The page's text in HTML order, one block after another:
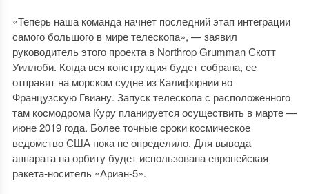
«Теперь наша команда начнет последний этап интеграции
самого большого в мире телескопа», — заявил
руководитель этого проекта в Northrop Grumman Скотт
Уиллоби. Когда вся конструкция будет собрана, ее
отправят на морском судне из Калифорнии во
Французскую Гвиану. Запуск телескопа с расположенного
там космодрома Куру планируется осуществить в марте —
июне 2019 года. Более точные сроки космическое
ведомство США пока не определило. Для вывода
аппарата на орбиту будет использована европейская
ракета-носитель «Ариан-5».